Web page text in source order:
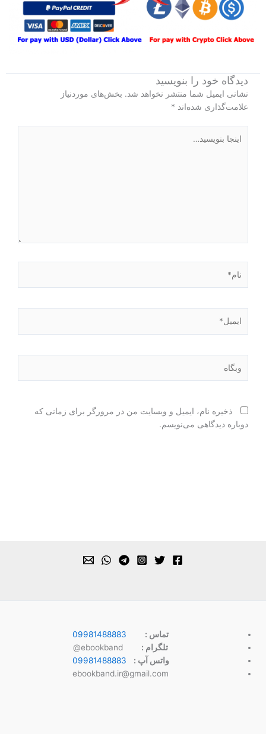
دیدگاه‌ خود را بنویسید
نشانی ایمیل شما منتشر نخواهد شد. بخش‌های موردنیاز
علامت‌گذاری شده‌اند *
بنویسید…
ذخیره نام، ایمیل و وبسایت من در مرورگر برای زمانی که
دوباره دیدگاهی می‌نویسم.
تماس :
09981488883
تلگرام :
واتس آپ :
09981488883
ebookband.ir@gmail.com